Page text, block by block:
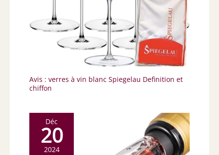
Avis : verres à vin blanc Spiegelau Definition et
chiffon
Déc
20
2024